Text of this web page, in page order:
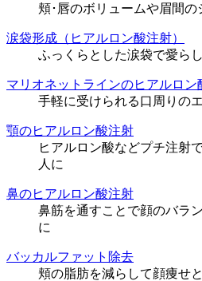
頬･唇のボリュームや眉間の
涙袋形成（ヒアルロン酸注射）
ふっくらとした涙袋で愛ら
マリオネットラインのヒアルロン
手軽に受けられる口周りの
顎のヒアルロン酸注射
ヒアルロン酸などプチ注射
人に
鼻のヒアルロン酸注射
鼻筋を通すことで顔のバラ
に
バッカルファット除去
頬の脂肪を減らして顔痩せ